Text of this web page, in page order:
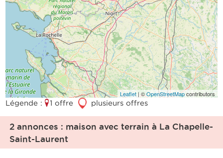
Leaflet| ©OpenStreetMapcontributors
Légende : 1 offre 3 plusieurs offres
2 annonces : maison avec terrain à La Chapelle-
Saint-Laurent